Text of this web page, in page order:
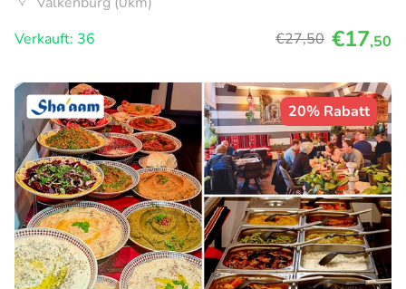
Verkauft: 36
€27,50 €17,50
20% Rabatt